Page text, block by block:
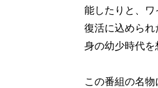
能したりと、
復活に込めら
身の幼少時代を
この番組の名